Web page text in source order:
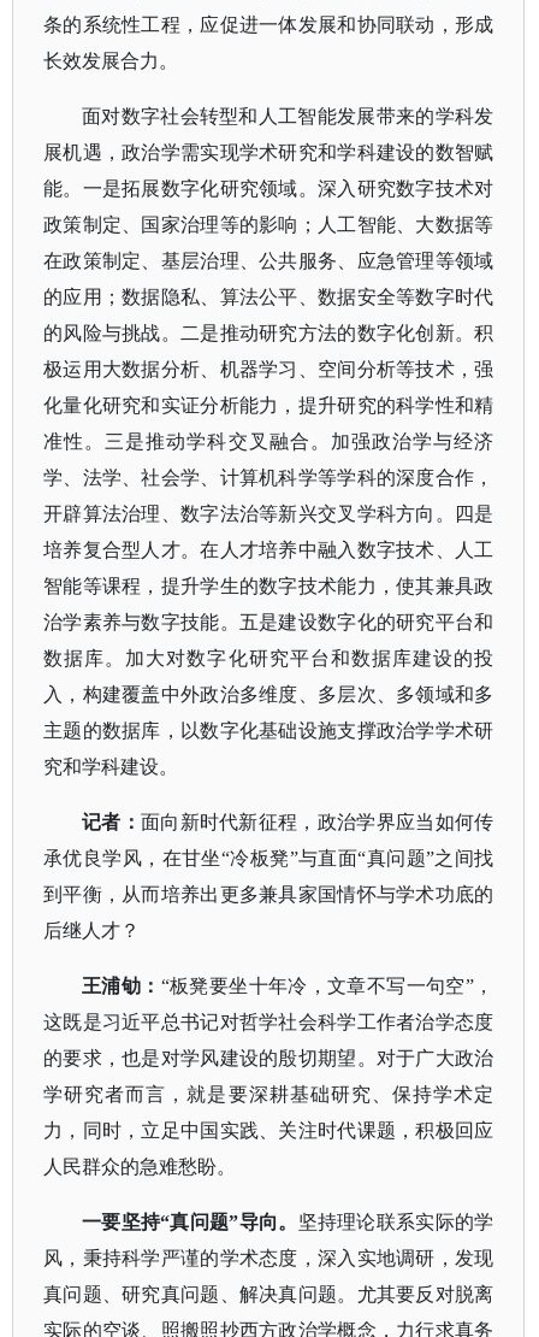
条的系统性工程，应促进一体发展和协同联动，形成
长效发展合力。
面对数字社会转型和人工智能发展带来的学科发
展机遇，政治学需实现学术研究和学科建设的数智赋
能。一是拓展数字化研究领域。深入研究数字技术对
政策制定、国家治理等的影响；人工智能、大数据等
在政策制定、基层治理、公共服务、应急管理等领域
的应用；数据隐私、算法公平、数据安全等数字时代
的风险与挑战。二是推动研究方法的数字化创新。积
极运用大数据分析、机器学习、空间分析等技术，强
化量化研究和实证分析能力，提升研究的科学性和精
准性。三是推动学科交叉融合。加强政治学与经济
学、法学、社会学、计算机科学等学科的深度合作，
开辟算法治理、数字法治等新兴交叉学科方向。四是
培养复合型人才。在人才培养中融入数字技术、人工
智能等课程，提升学生的数字技术能力，使其兼具政
治学素养与数字技能。五是建设数字化的研究平台和
数据库。加大对数字化研究平台和数据库建设的投
入，构建覆盖中外政治多维度、多层次、多领域和多
主题的数据库，以数字化基础设施支撑政治学学术研
究和学科建设。
记者： 面向新时代新征程，政治学界应当如何传
承优良学风，在甘坐“冷板凳”与直面“真问题”之间找
到平衡，从而培养出更多兼具家国情怀与学术功底的
后继人才？
王浦劬： “板凳要坐十年冷，文章不写一句空”，
这既是习近平总书记对哲学社会科学工作者治学态度
的要求，也是对学风建设的殷切期望。对于广大政治
学研究者而言，就是要深耕基础研究、保持学术定
力，同时，立足中国实践、关注时代课题，积极回应
人民群众的急难愁盼。
一要坚持“真问题”导向。 坚持理论联系实际的学
风，秉持科学严谨的学术态度，深入实地调研，发现
真问题、研究真问题、解决真问题。尤其要反对脱离
实际的空谈、照搬照抄西方政治学概念，力行求真务